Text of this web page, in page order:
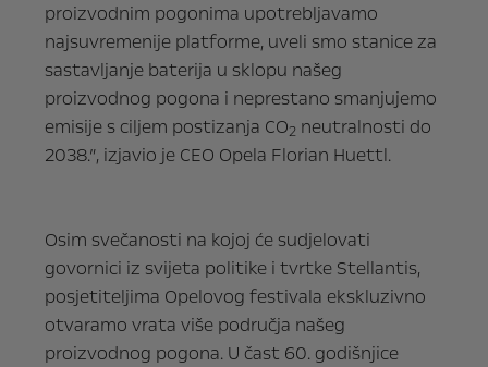
proizvodnim pogonima upotrebljavamo
najsuvremenije platforme, uveli smo stanice za
sastavljanje baterija u sklopu našeg
proizvodnog pogona i neprestano smanjujemo
emisije s ciljem postizanja CO2 neutralnosti do
2038.”, izjavio je CEO Opela Florian Huettl.
Osim svečanosti na kojoj će sudjelovati
govornici iz svijeta politike i tvrtke Stellantis,
posjetiteljima Opelovog festivala ekskluzivno
otvaramo vrata više područja našeg
proizvodnog pogona. U čast 60. godišnjice